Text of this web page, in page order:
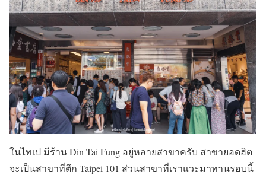
ในไทเป มีร้าน Din Tai Fung อยู่หลายสาขาครับ สาขายอดฮิต
จะเป็นสาขาที่ตึก Taipei 101 ส่วนสาขาที่เราแวะมาทานรอบนี้